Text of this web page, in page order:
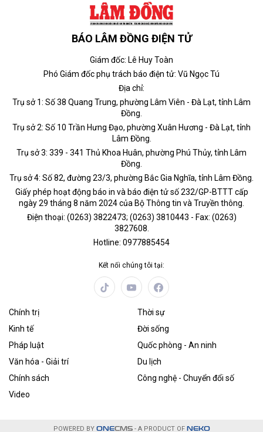
BÁO LÂM ĐỒNG ĐIỆN TỬ
Giám đốc: Lê Huy Toàn
Phó Giám đốc phụ trách báo điện tử: Vũ Ngọc Tú
Địa chỉ:
Trụ sở 1: Số 38 Quang Trung, phường Lâm Viên - Đà Lạt, tỉnh Lâm
Đồng.
Trụ sở 2: Số 10 Trần Hưng Đạo, phường Xuân Hương - Đà Lạt, tỉnh
Lâm Đồng.
Trụ sở 3: 339 - 341 Thủ Khoa Huân, phường Phú Thủy, tỉnh Lâm
Đồng.
Trụ sở 4: Số 82, đường 23/3, phường Bắc Gia Nghĩa, tỉnh Lâm Đồng.
Giấy phép hoạt động báo in và báo điện tử số 232/GP-BTTT cấp
ngày 29 tháng 8 năm 2024 của Bộ Thông tin và Truyền thông.
Điện thoại: (0263) 3822473; (0263) 3810443 - Fax: (0263)
3827608.
Hotline: 0977885454
Kết nối chúng tôi tại:
Chính trị
Thời sự
Kinh tế
Đời sống
Pháp luật
Quốc phòng - An ninh
Văn hóa - Giải trí
Du lịch
Chính sách
Công nghệ - Chuyển đổi số
Video
POWERED BY ONECMS- A PRODUCT OF NEKO